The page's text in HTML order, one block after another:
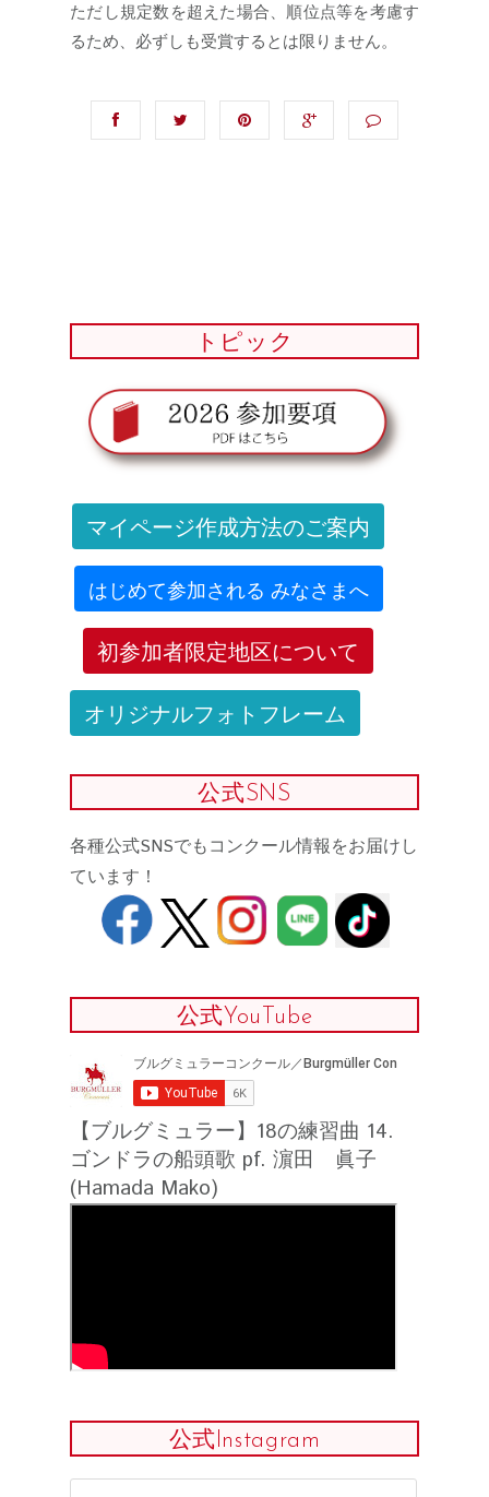
ただし規定数を超えた場合、順位点等を考慮す
るため、必ずしも受賞するとは限りません。
トピック
マイページ作成方法のご案内
はじめて参加される みなさまへ
初参加者限定地区について
オリジナルフォトフレーム
公式SNS
各種公式SNSでもコンクール情報をお届けし
ています！
公式YouTube
【ブルグミュラー】18の練習曲 14.
ゴンドラの船頭歌 pf. 濵田 眞子
(Hamada Mako)
公式Instagram